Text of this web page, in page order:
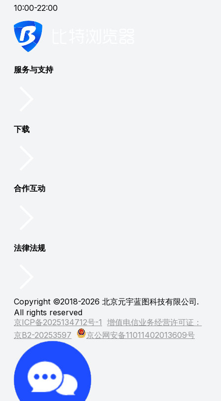
10:00-22:00
服务与支持
下载
合作互动
法律法规
Copyright ©2018-2026 北京元宇蓝图科技有限公司.
All rights reserved
京ICP备2025134712号-1 增值电信业务经营许可证：
京B2-20253597
京公网安备11011402013609号